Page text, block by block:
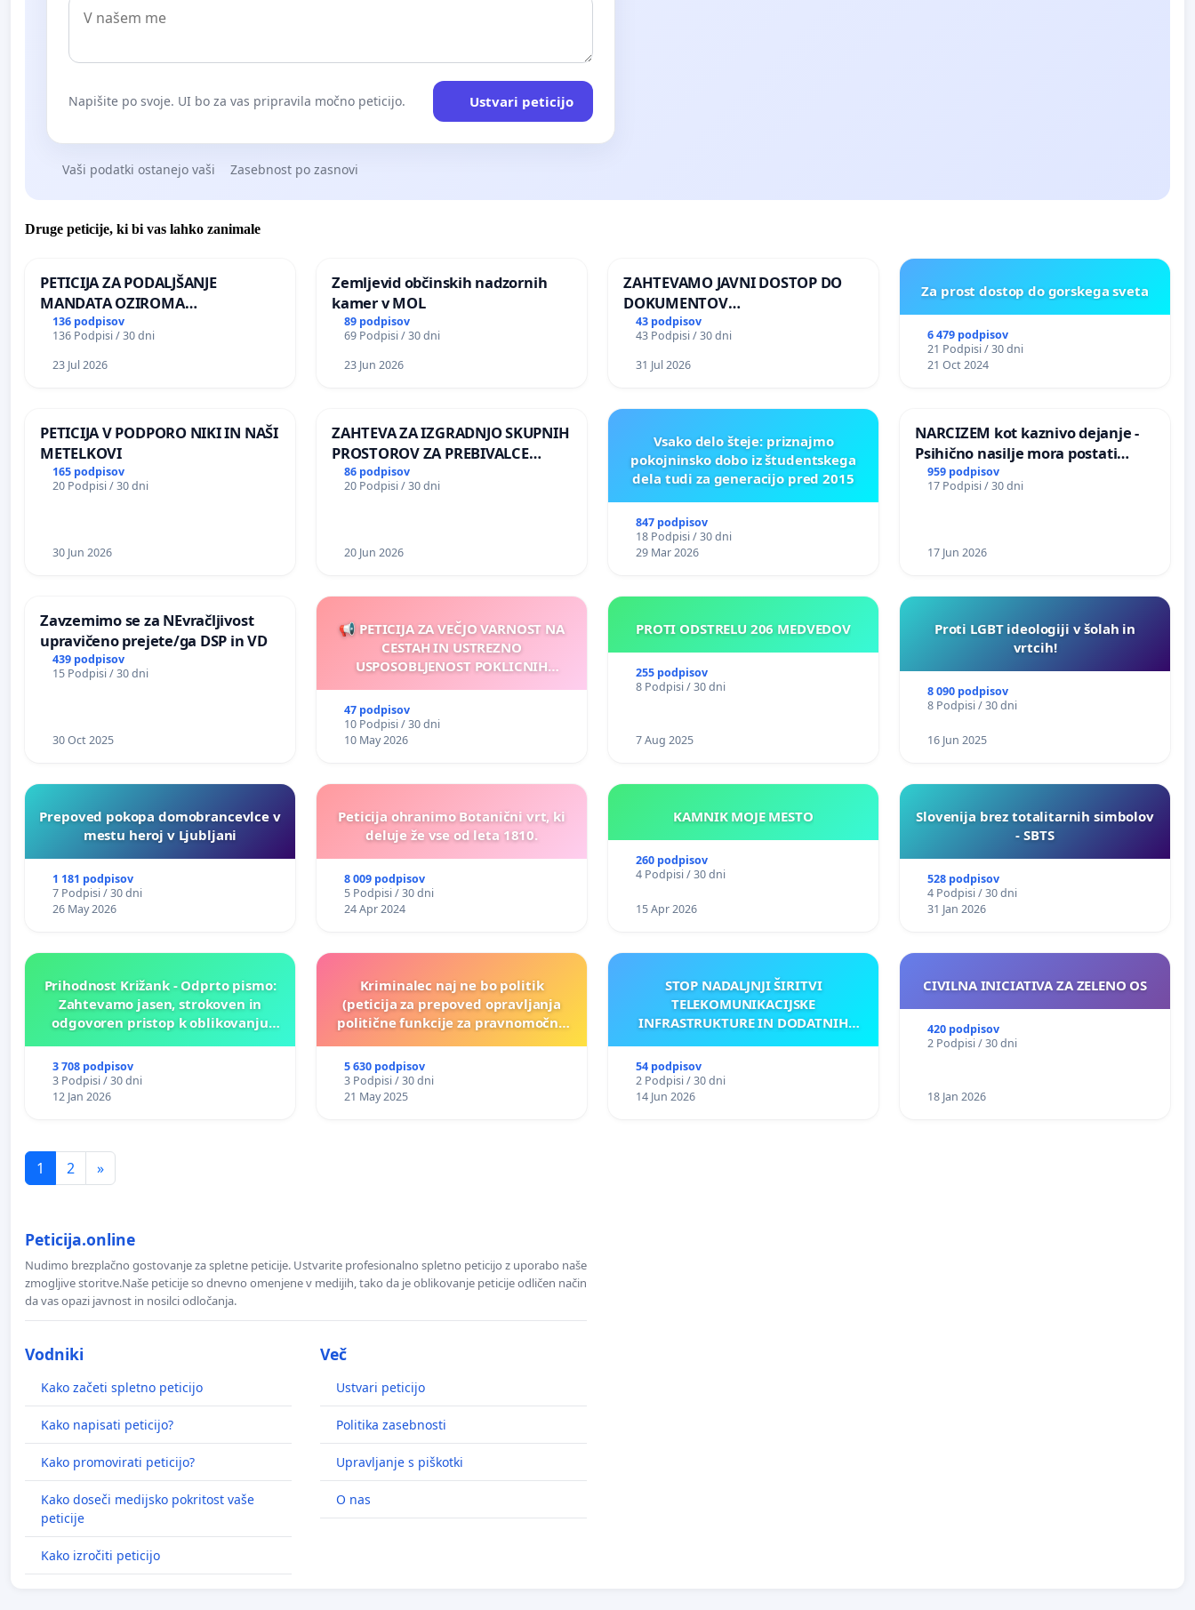
Napišite po svoje. UI bo za vas pripravila močno peticijo. Ustvari peticijo
Vaši podatki ostanejo vaši Zasebnost po zasnovi
Druge peticije, ki bi vas lahko zanimale
PETICIJA ZA PODALJŠANJE
MANDATA OZIROMA
ČIMPREJŠNJO PONOVNO
NAPOTITEV GOSPODA BERNARDA
ŠRAJNERJA NA VELEPOSLANIŠTVO
136 podpisov
136 Podpisi / 30 dni
23 Jul 2026
Zemljevid občinskih nadzornih
kamer v MOL
89 podpisov
69 Podpisi / 30 dni
23 Jun 2026
ZAHTEVAMO JAVNI DOSTOP DO
DOKUMENTOV
PARLAMENTARNIH
PREISKOVALNIH KOMISIJ O
ILEGALNI TRGOVINI Z OROŽJEM
43 podpisov
43 Podpisi / 30 dni
31 Jul 2026
Za prost dostop do gorskega sveta
6 479 podpisov
21 Podpisi / 30 dni
21 Oct 2024
PETICIJA V PODPORO NIKI IN NAŠI
METELKOVI
165 podpisov
20 Podpisi / 30 dni
30 Jun 2026
ZAHTEVA ZA IZGRADNJO SKUPNIH
PROSTOROV ZA PREBIVALCE
KRAJEVNE SKUPNOSTI
PRESTRANEK
86 podpisov
20 Podpisi / 30 dni
20 Jun 2026
Vsako delo šteje: priznajmo
pokojninsko dobo iz študentskega
dela tudi za generacijo pred 2015
847 podpisov
18 Podpisi / 30 dni
29 Mar 2026
NARCIZEM kot kaznivo dejanje -
Psihično nasilje mora postati
enako prepoznano kot fizično
nasilje
959 podpisov
17 Podpisi / 30 dni
17 Jun 2026
Zavzemimo se za NEvračljivost
upravičeno prejete/ga DSP in VD
439 podpisov
15 Podpisi / 30 dni
30 Oct 2025
📢 PETICIJA ZA VEČJO VARNOST NA
CESTAH IN USTREZNO
USPOSOBLJENOST POKLICNIH
47 podpisov
10 Podpisi / 30 dni
10 May 2026
PROTI ODSTRELU 206 MEDVEDOV
255 podpisov
8 Podpisi / 30 dni
7 Aug 2025
Proti LGBT ideologiji v šolah in
vrtcih!
8 090 podpisov
8 Podpisi / 30 dni
16 Jun 2025
Prepoved pokopa domobrancevlce v
mestu heroj v Ljubljani
1 181 podpisov
7 Podpisi / 30 dni
26 May 2026
Peticija ohranimo Botanični vrt, ki
deluje že vse od leta 1810.
8 009 podpisov
5 Podpisi / 30 dni
24 Apr 2024
KAMNIK MOJE MESTO
260 podpisov
4 Podpisi / 30 dni
15 Apr 2026
Slovenija brez totalitarnih simbolov
- SBTS
528 podpisov
4 Podpisi / 30 dni
31 Jan 2026
Prihodnost Križank - Odprto pismo:
Zahtevamo jasen, strokoven in
odgovoren pristop k oblikovanju
3 708 podpisov
3 Podpisi / 30 dni
12 Jan 2026
Kriminalec naj ne bo politik
(peticija za prepoved opravljanja
politične funkcije za pravnomočno
5 630 podpisov
3 Podpisi / 30 dni
21 May 2025
STOP NADALJNJI ŠIRITVI
TELEKOMUNIKACIJSKE
INFRASTRUKTURE IN DODATNIH
54 podpisov
2 Podpisi / 30 dni
14 Jun 2026
CIVILNA INICIATIVA ZA ZELENO OS
420 podpisov
2 Podpisi / 30 dni
18 Jan 2026
1 2 »
Peticija.online
Nudimo brezplačno gostovanje za spletne peticije. Ustvarite profesionalno spletno peticijo z uporabo naše
zmogljive storitve.Naše peticije so dnevno omenjene v medijih, tako da je oblikovanje peticije odličen način
da vas opazi javnost in nosilci odločanja.
Vodniki
Kako začeti spletno peticijo
Kako napisati peticijo?
Kako promovirati peticijo?
Kako doseči medijsko pokritost vaše
peticije
Kako izročiti peticijo
Več
Ustvari peticijo
Politika zasebnosti
Upravljanje s piškotki
O nas